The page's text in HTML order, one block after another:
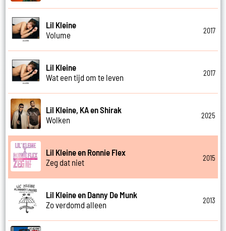
Lil Kleine
Volume
2017
Lil Kleine
Wat een tijd om te leven
2017
Lil Kleine, KA en Shirak
Wolken
2025
Lil Kleine en Ronnie Flex
Zeg dat niet
2015
Lil Kleine en Danny De Munk
Zo verdomd alleen
2013